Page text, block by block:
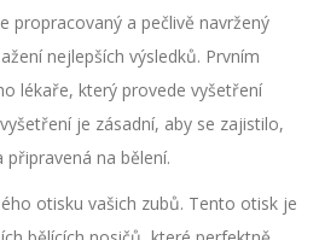
propracovaný a pečlivě navržený
nejlepších výsledků. Prvním
lékaře, který provede vyšetření
je zásadní, aby se zajistilo,
na bělení.
otisku vašich zubů. Tento otisk je